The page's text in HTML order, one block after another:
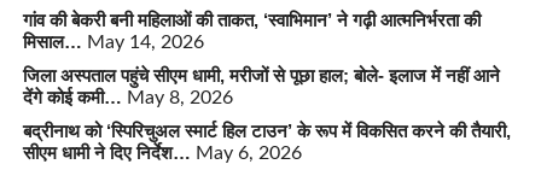
गांव की बेकरी बनी महिलाओं की ताकत, ‘स्वाभिमान’ ने गढ़ी आत्मनिर्भरता की
मिसाल… May 14, 2026
जिला अस्पताल पहुंचे सीएम धामी, मरीजों से पूछा हाल; बोले- इलाज में नहीं आने
देंगे कोई कमी… May 8, 2026
बद्रीनाथ को ‘स्पिरिचुअल स्मार्ट हिल टाउन’ के रूप में विकसित करने की तैयारी,
सीएम धामी ने दिए निर्देश… May 6, 2026